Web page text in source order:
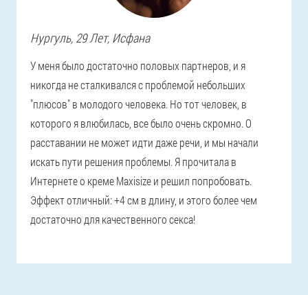
Нургуль, 29 Лет, Исфана
У меня было достаточно половых партнеров, и я
никогда не сталкивался с проблемой небольших
"плюсов" в молодого человека. Но тот человек, в
которого я влюбилась, все было очень скромно. О
расставании не может идти даже речи, и мы начали
искать пути решения проблемы. Я прочитала в
Интернете о креме Maxisize и решил попробовать.
Эффект отличный: +4 см в длину, и этого более чем
достаточно для качественного секса!